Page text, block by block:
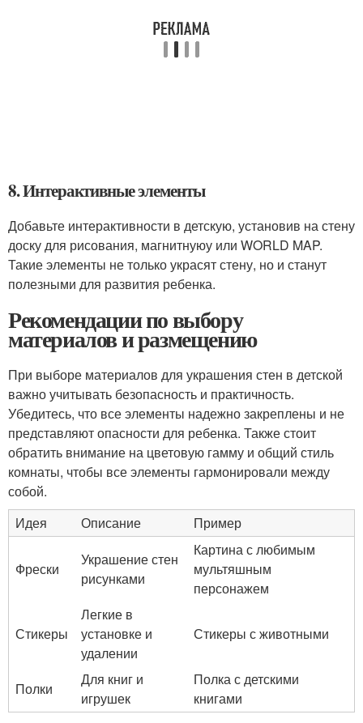
8. Интерактивные элементы
Добавьте интерактивности в детскую, установив на стену
доску для рисования, магнитнуюу или WORLD MAP.
Такие элементы не только украсят стену, но и станут
полезными для развития ребенка.
Рекомендации по выбору
материалов и размещению
При выборе материалов для украшения стен в детской
важно учитывать безопасность и практичность.
Убедитесь, что все элементы надежно закреплены и не
представляют опасности для ребенка. Также стоит
обратить внимание на цветовую гамму и общий стиль
комнаты, чтобы все элементы гармонировали между
собой.
Идея
Описание Пример
Фрески
Украшение стен
рисунками
Картина с любимым
мультяшным
персонажем
Стикеры
Легкие в
установке и
удалении
Стикеры с животными
Полки
Для книг и
игрушек
Полка с детскими
книгами